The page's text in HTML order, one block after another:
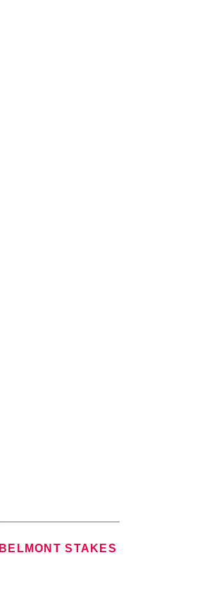
BELMONT STAKES